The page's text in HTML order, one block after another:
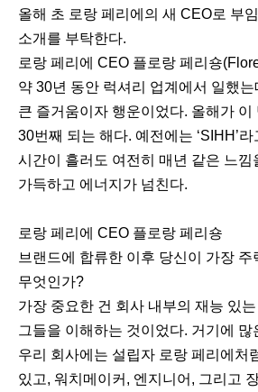
올해 초 로랑 페리에의 새 CEO로 부
소개를 부탁한다.
로랑 페리에 CEO 플로랑 페리숑
약 30년 동안 럭셔리 업계에서 일했는
큰 즐거움이자 행운이었다. 올해가 이
30번째 되는 해다. 예전에는 ‘SIHH’
시간이 흘러도 여전히 매년 같은 느낌
가득하고 에너지가 넘친다.
로랑 페리에 CEO 플로랑 페리숑
브랜드에 합류한 이후 당신이 가장 주
무엇인가?
가장 중요한 건 회사 내부의 재능 있
그들을 이해하는 것이었다. 거기에 많
우리 회사에는 설립자 로랑 페리에처
있고, 워치메이커, 엔지니어, 그리고